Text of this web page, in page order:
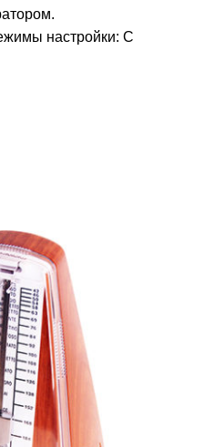
настройки: C